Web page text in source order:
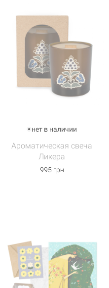
нет в наличии
Ароматическая свеча
Ликера
995 грн